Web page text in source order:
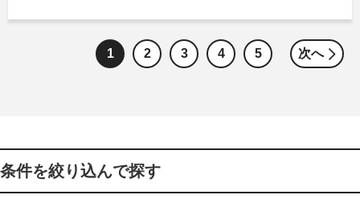
1 2 3 4 5 次へ
条件を絞り込んで探す